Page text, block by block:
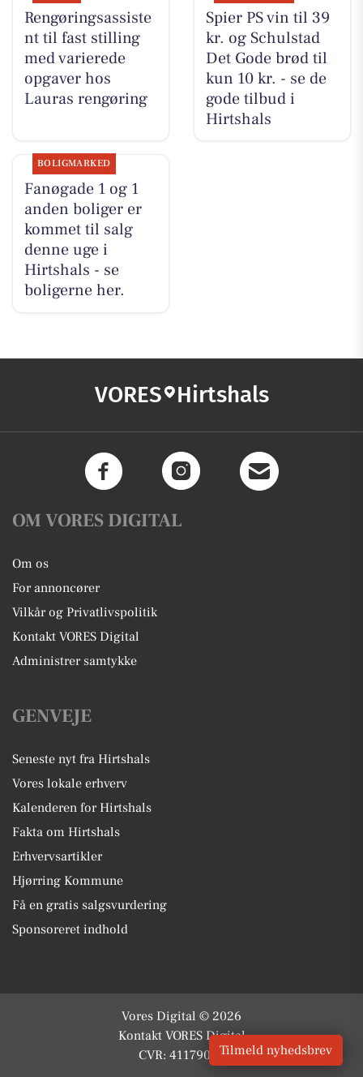
Rengøringsassiste
nt til fast stilling
med varierede
opgaver hos
Lauras rengøring
Spier PS vin til 39
kr. og Schulstad
Det Gode brød til
kun 10 kr. - se de
gode tilbud i
Hirtshals
BOLIGMARKED
Fanøgade 1 og 1
anden boliger er
kommet til salg
denne uge i
Hirtshals - se
boligerne her.
VORES Hirtshals
OM VORES DIGITAL
Om os
For annoncører
Vilkår og Privatlivspolitik
Kontakt VORES Digital
Administrer samtykke
GENVEJE
Seneste nyt fra Hirtshals
Vores lokale erhverv
Kalenderen for Hirtshals
Fakta om Hirtshals
Erhvervsartikler
Hjørring Kommune
Få en gratis salgsvurdering
Sponsoreret indhold
Vores Digital © 2026
Kontakt VORES Digital
CVR: 41179082Tilmeld nyhedsbrev